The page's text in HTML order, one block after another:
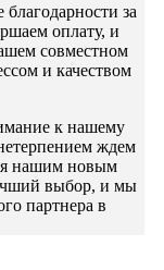
за
оплату, и
совместном
и качеством
к нашему
ждем
нашим новым
выбор, и мы
партнера в